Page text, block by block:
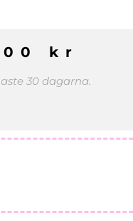
kr
är:
30 dagarna.